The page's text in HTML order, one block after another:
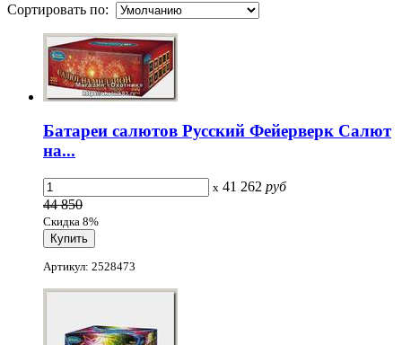
Сортировать по:
Батареи салютов Русский Фейерверк Салют
на...
x 41 262 руб
44 850
Скидка 8%
Артикул: 2528473